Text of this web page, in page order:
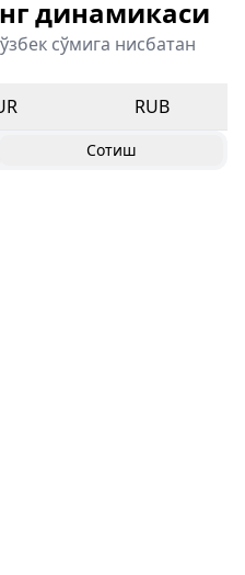
динамикаси
сўмига нисбатан
RUB
Сотиш